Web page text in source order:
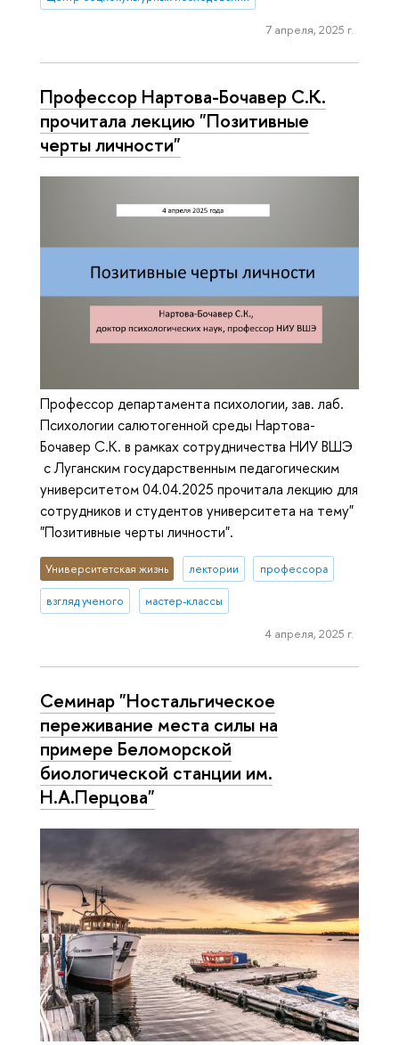
7 апреля, 2025 г.
Профессор Нартова-Бочавер С.К.
прочитала лекцию "Позитивные
черты личности"
Профессор департамента психологии, зав. лаб.
Психологии салютогенной среды Нартова-
Бочавер С.К. в рамках сотрудничества НИУ ВШЭ
с Луганским государственным педагогическим
университетом 04.04.2025 прочитала лекцию для
сотрудников и студентов университета на тему"
"Позитивные черты личности".
Университетская жизнь лектории профессора
взгляд ученого мастер-классы
4 апреля, 2025 г.
Семинар "Ностальгическое
переживание места силы на
примере Беломорской
биологической станции им.
Н.А.Перцова"